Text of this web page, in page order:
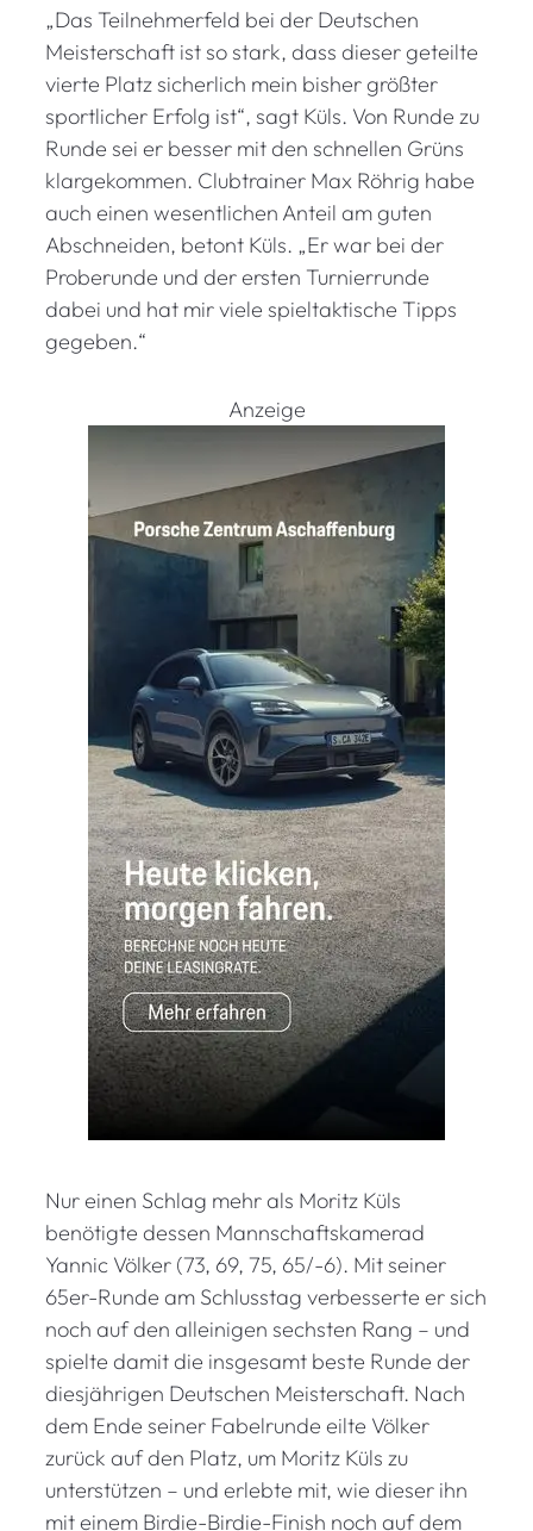
„Das Teilnehmerfeld bei der Deutschen
Meisterschaft ist so stark, dass dieser geteilte
vierte Platz sicherlich mein bisher größter
sportlicher Erfolg ist“, sagt Küls. Von Runde zu
Runde sei er besser mit den schnellen Grüns
klargekommen. Clubtrainer Max Röhrig habe
auch einen wesentlichen Anteil am guten
Abschneiden, betont Küls. „Er war bei der
Proberunde und der ersten Turnierrunde
dabei und hat mir viele spieltaktische Tipps
gegeben.“
Anzeige
Nur einen Schlag mehr als Moritz Küls
benötigte dessen Mannschaftskamerad
Yannic Völker (73, 69, 75, 65/-6). Mit seiner
65er-Runde am Schlusstag verbesserte er sich
noch auf den alleinigen sechsten Rang – und
spielte damit die insgesamt beste Runde der
diesjährigen Deutschen Meisterschaft. Nach
dem Ende seiner Fabelrunde eilte Völker
zurück auf den Platz, um Moritz Küls zu
unterstützen – und erlebte mit, wie dieser ihn
mit einem Birdie-Birdie-Finish noch auf dem